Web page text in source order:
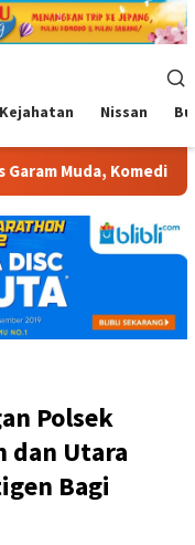
Kejahatan Nissan
Kisah Cinta Anak
Polsek
dan Utara
Bagi